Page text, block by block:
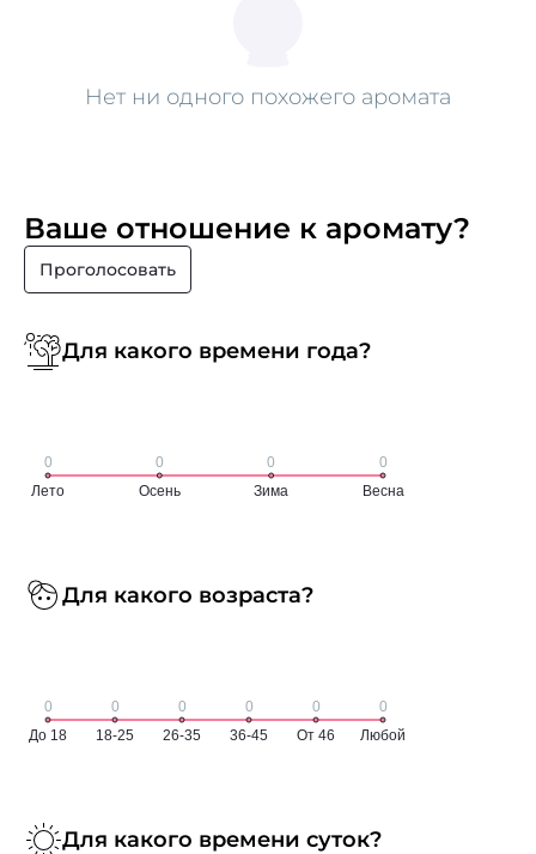
Нет ни одного похожего аромата
Ваше отношение к аромату?
Проголосовать
Для какого времени года?
Для какого возраста?
Для какого времени суток?